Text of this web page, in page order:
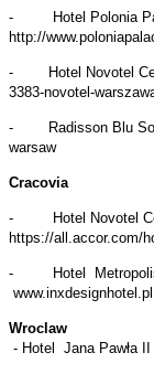
- Hotel Polonia
http://
- Hotel Novotel
3383-novotel-
- Radisson Blu
warsaw
Cracovia
- Hotel Novotel
https://all.accor.com/
- Hotel Metropolis
www.inxdesignhotel.pl
Wroclaw
- Hotel Jana Pawła